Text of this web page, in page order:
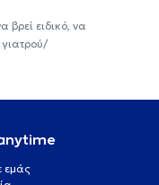
βρεί ειδικό, να
εμάς